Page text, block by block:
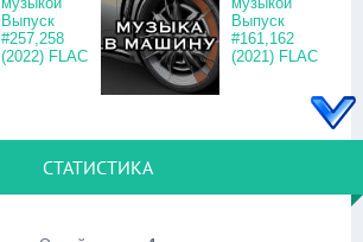
Выпуск
#257,258
(2022) FLAC
Выпуск
#161,162
(2021) FLAC
СТАТИСТИКА